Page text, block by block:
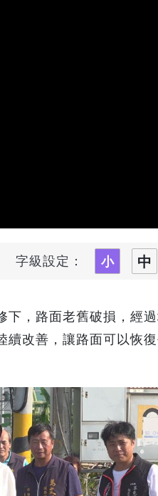
字級設定：
，路面老舊破損，經過
續改善，讓路面可以恢